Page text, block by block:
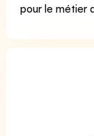
pour le métier